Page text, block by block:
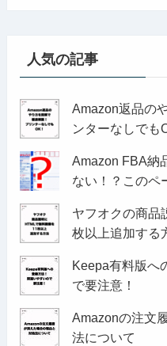
人気の記事
Amazon返品の
ンターなしでも
Amazon FBA納
ない！？このペ
ヤフオクの商品
枚以上追加する
Keepa有料版へ
で要注意！
Amazonの注文
法について